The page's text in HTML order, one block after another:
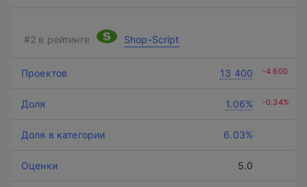
Shop-Script
13 400 -4 600
1.06% -0.34%
6.03%
5.0